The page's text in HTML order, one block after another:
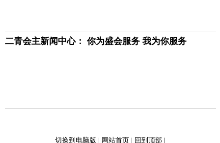
二青会主新闻中心： 你为盛会服务 我为你服务
切换到电脑版 网站首页 回到顶部|